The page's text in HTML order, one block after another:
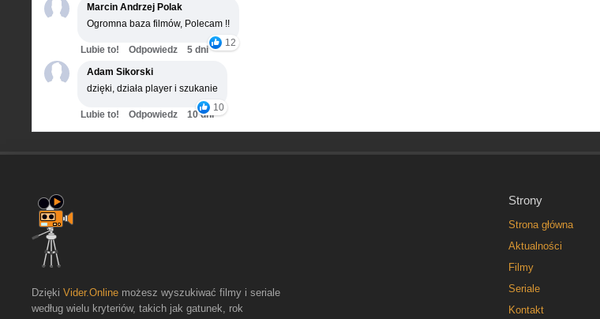
Marcin Andrzej Polak
Ogromna baza filmów, Polecam !!
12
Lubie to! Odpowiedz
5 dni
Adam Sikorski
dzięki, działa player i szukanie
10
Lubie to! Odpowiedz 10 dni
Strony
Strona główna
Aktualności
Filmy
Seriale
Kontakt
Dzięki Vider.Online możesz wyszukiwać filmy i seriale
według wielu kryteriów, takich jak gatunek, rok